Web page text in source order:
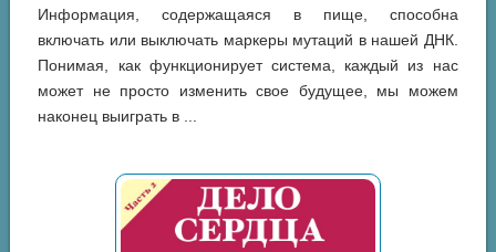
Информация, содержащаяся в пище, способна
включать или выключать маркеры мутаций в нашей ДНК.
Понимая, как функционирует система, каждый из нас
может не просто изменить свое будущее, мы можем
наконец выиграть в ...